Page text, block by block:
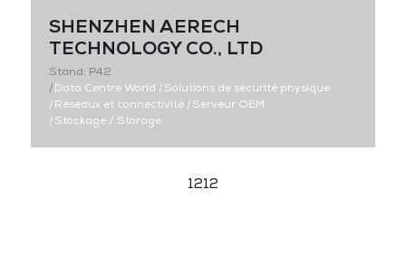
SHENZHEN AERECH
TECHNOLOGY CO., LTD
Stand: P42
|Data Centre World |Solutions de sécurité physique
|Réseaux et connectivité |Serveur OEM
|Stockage / Storage
1212